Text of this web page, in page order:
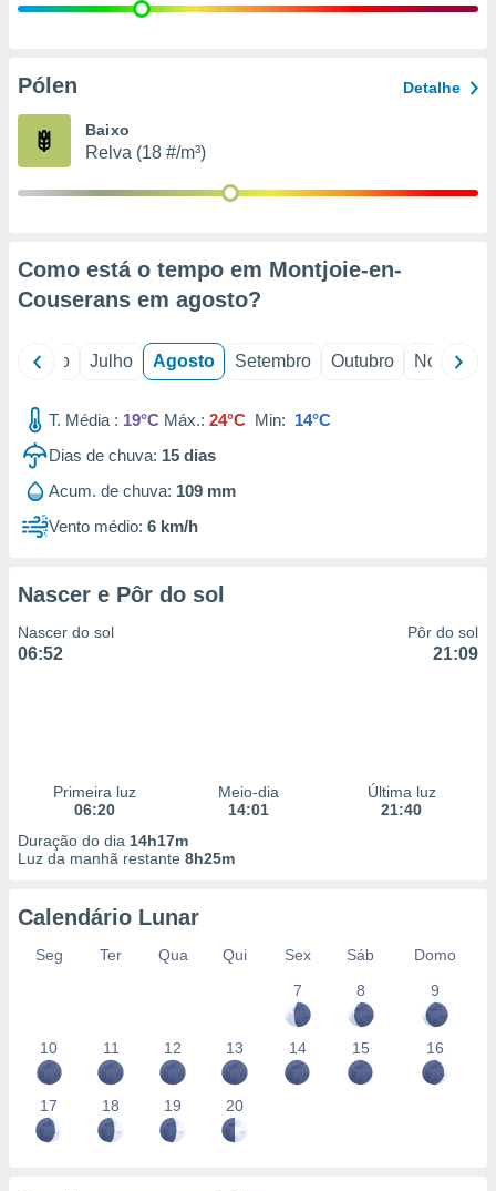
e
de
Pólen Detalhe
Baixo
Relva (18 #/m³)
Como está o tempo em Montjoie-en-
Couserans em agosto?
Junho Julho Agosto Setembro Outubro Novembro
T. Média : 19°C Máx.: 24°C Min: 14°C
Dias de chuva: 15 dias
Acum. de chuva: 109 mm
Vento médio: 6 km/h
Nascer e Pôr do sol
Nascer do sol
06:52
Pôr do sol
21:09
Primeira luz
06:20
Meio-dia
14:01
Última luz
21:40
Duração do dia 14h17m
Luz da manhã restante 8h25m
Calendário Lunar
Seg Ter Qua Qui Sex Sáb
Domo
7
8 9
10 11 12 13 14 15 16
17 18 19 20